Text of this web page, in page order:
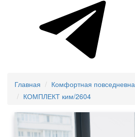
Главная
Комфортная
КОМПЛЕКТ ким/2604